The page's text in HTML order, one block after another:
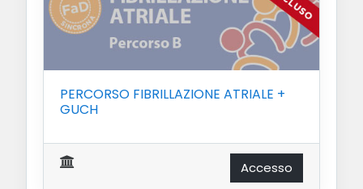
PERCORSO FIBRILLAZIONE ATRIALE +
GUCH
Accesso